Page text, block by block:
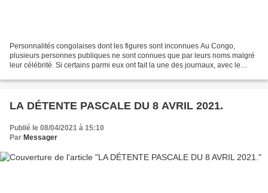
Personnalités congolaises dont les figures sont inconnues Au Congo,
plusieurs personnes publiques ne sont connues que par leurs noms malgré
leur célébrité. Si certains parmi eux ont fait la une des journaux, avec le
LA DÉTENTE PASCALE DU 8 AVRIL 2021.
Publié le 08/04/2021 à 15:10
Par Messager